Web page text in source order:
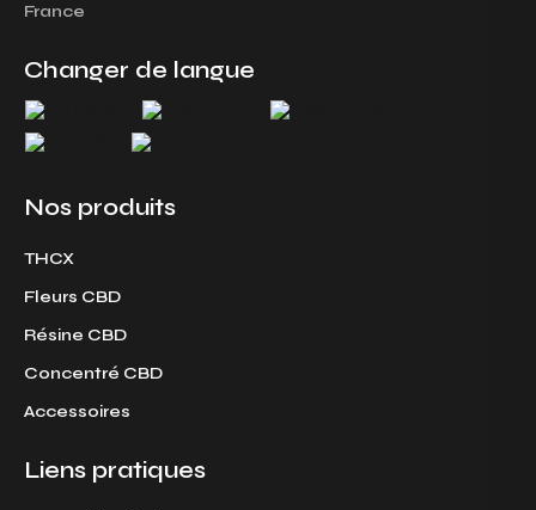
g
a
m
k
France
Changer de langue
Nos produits
THCX
Fleurs CBD
Résine CBD
Concentré CBD
Accessoires
Liens pratiques